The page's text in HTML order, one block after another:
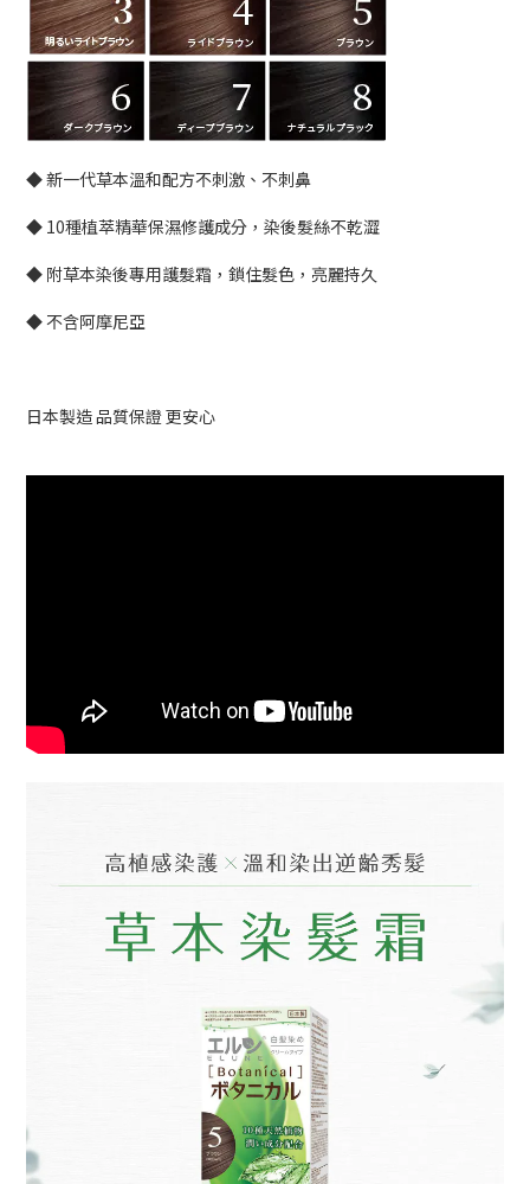
◆ 新一代草本溫和配方不刺激、不刺鼻
◆ 10種植萃精華保濕修護成分，染後髮絲不乾澀
◆ 附草本染後專用護髮霜，鎖住髮色，亮麗持久
◆ 不含阿摩尼亞
日本製造 品質保證 更安心